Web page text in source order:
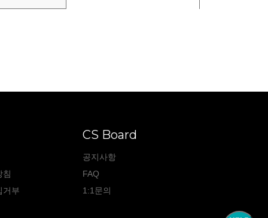
침
거부
CS Board
공지사항
FAQ
1:1문의